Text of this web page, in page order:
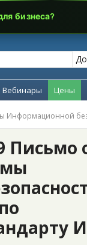
Вебинары Цены
Информационной
Письмо
бизнеса?